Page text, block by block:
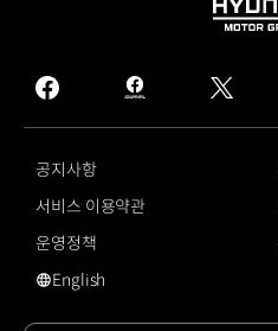
GROUP
facebook
hmg
journal
twitter
공지사항
서비스 이용약관
운영정책
영문 사이트로 이동
English